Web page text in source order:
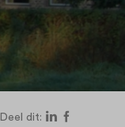
Deel dit: